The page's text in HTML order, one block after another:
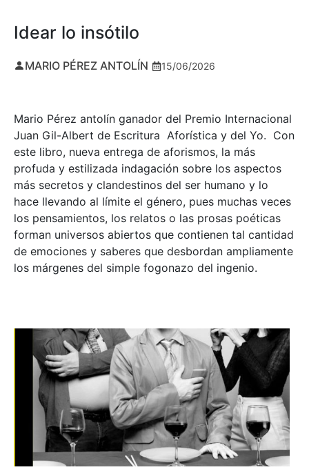
Idear lo insótilo
MARIO PÉREZ ANTOLÍN 15/06/2026
Mario Pérez antolín ganador del Premio Internacional
Juan Gil-Albert de Escritura Aforística y del Yo. Con
este libro, nueva entrega de aforismos, la más
profuda y estilizada indagación sobre los aspectos
más secretos y clandestinos del ser humano y lo
hace llevando al límite el género, pues muchas veces
los pensamientos, los relatos o las prosas poéticas
forman universos abiertos que contienen tal cantidad
de emociones y saberes que desbordan ampliamente
los márgenes del simple fogonazo del ingenio.